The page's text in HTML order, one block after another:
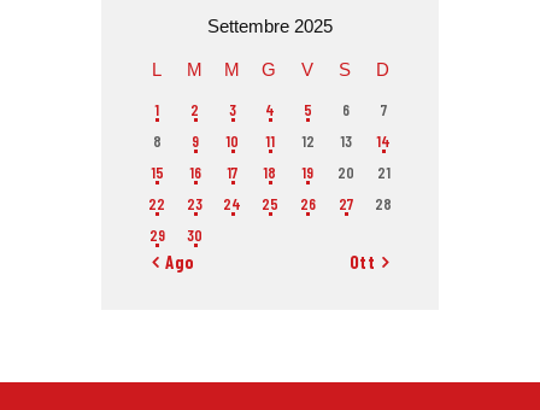
Settembre 2025
L M M G V S D
1 2 3 4 5 6
7
8
9 10 11 12 13
14
15
16 17 18 19 20
21
22
23 24 25 26 27
28
29
30
« Ago Ott »